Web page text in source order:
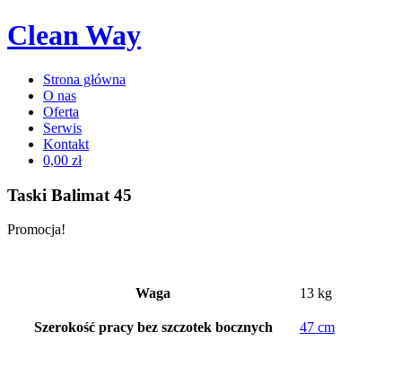
Clean Way
Strona główna
O nas
Oferta
Serwis
Kontakt
0,00 zł
Taski Balimat 45
Promocja!
Waga 13 kg
Szerokość pracy bez szczotek bocznych 47 cm